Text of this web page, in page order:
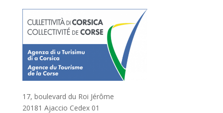
17, boulevard du Roi Jérôme
20181 Ajaccio Cedex 01